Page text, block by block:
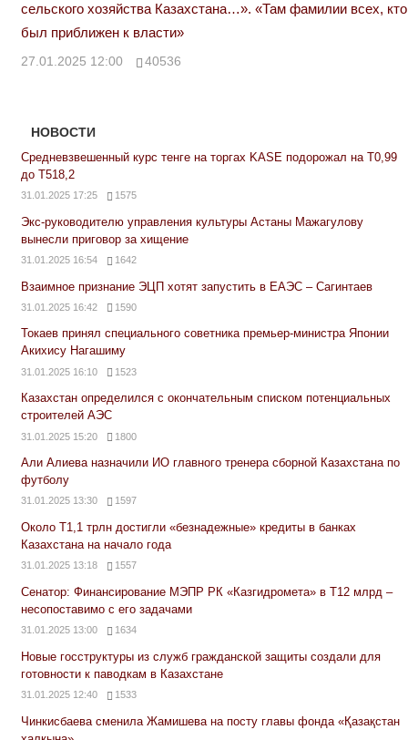
сельского хозяйства Казахстана…». «Там фамилии всех, кто
был приближен к власти»
27.01.2025 12:00 40536
НОВОСТИ
Средневзвешенный курс тенге на торгах KASE подорожал на Т0,99
до Т518,2
31.01.2025 17:25 1575
Экс-руководителю управления культуры Астаны Мажагулову
вынесли приговор за хищение
31.01.2025 16:54 1642
Взаимное признание ЭЦП хотят запустить в ЕАЭС – Сагинтаев
31.01.2025 16:42 1590
Токаев принял специального советника премьер-министра Японии
Акихису Нагашиму
31.01.2025 16:10 1523
Казахстан определился с окончательным списком потенциальных
строителей АЭС
31.01.2025 15:20 1800
Али Алиева назначили ИО главного тренера сборной Казахстана по
футболу
31.01.2025 13:30 1597
Около Т1,1 трлн достигли «безнадежные» кредиты в банках
Казахстана на начало года
31.01.2025 13:18 1557
Сенатор: Финансирование МЭПР РК «Казгидромета» в Т12 млрд –
несопоставимо с его задачами
31.01.2025 13:00 1634
Новые госструктуры из служб гражданской защиты создали для
готовности к паводкам в Казахстане
31.01.2025 12:40 1533
Чинкисбаева сменила Жамишева на посту главы фонда «Қазақстан